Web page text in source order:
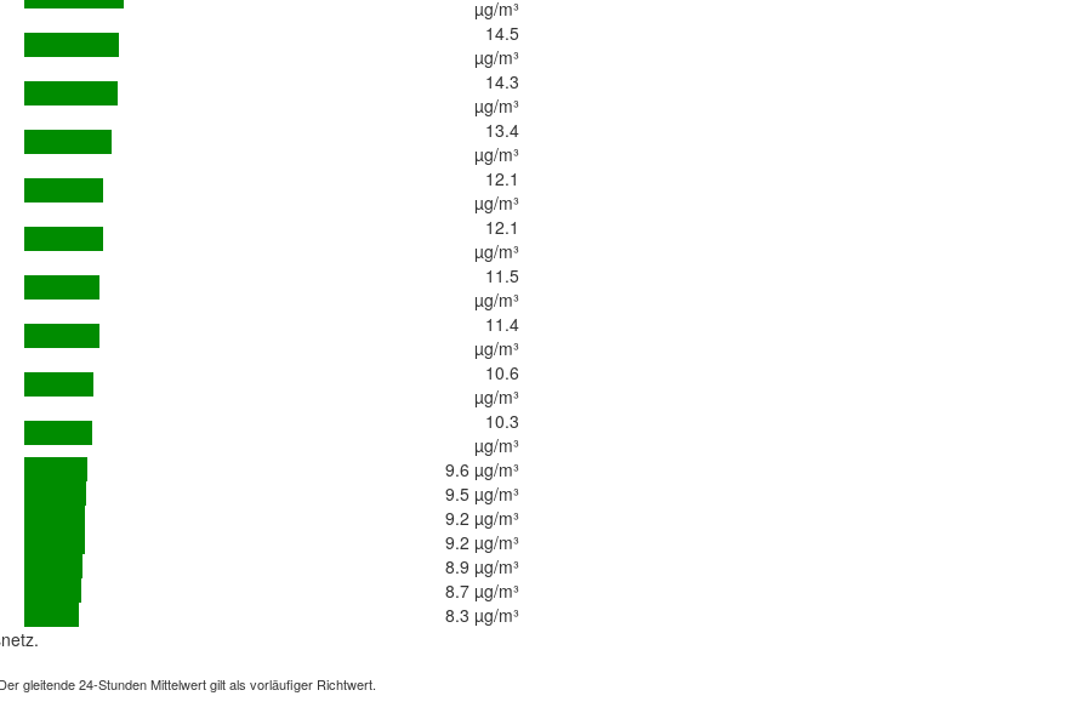
µg/m³
14.5
µg/m³
14.3
µg/m³
13.4
µg/m³
12.1
µg/m³
12.1
µg/m³
11.5
µg/m³
11.4
µg/m³
10.6
µg/m³
10.3
µg/m³
9.6 µg/m³
9.5 µg/m³
9.2 µg/m³
9.2 µg/m³
8.9 µg/m³
8.7 µg/m³
8.3 µg/m³
gleitende 24-Stunden Mittelwert gilt als vorläufiger Richtwert.